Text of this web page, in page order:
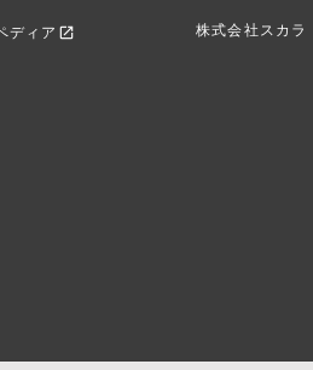
ディア open_in_new 株式会社スカラ